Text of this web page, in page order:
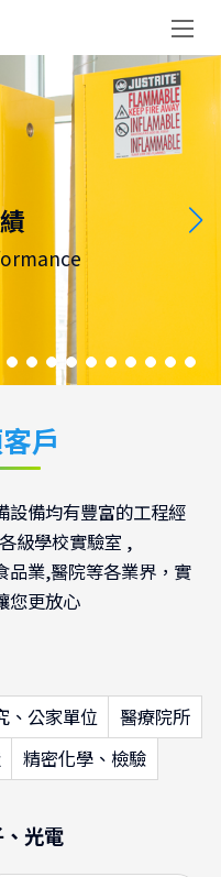
戶
設備均有豐富的工程經
級學校實驗室 ,
品業,醫院等各業界，實
您更放心
、公家單位
醫療院所
精密化學、檢驗
光電